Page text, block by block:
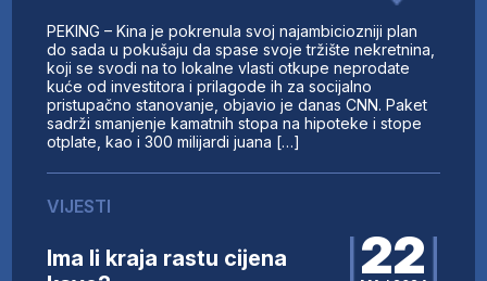
PEKING – Kina je pokrenula svoj najambiciozniji plan
do sada u pokušaju da spase svoje tržište nekretnina,
koji se svodi na to lokalne vlasti otkupe neprodate
kuće od investitora i prilagode ih za socijalno
pristupačno stanovanje, objavio je danas CNN. Paket
sadrži smanjenje kamatnih stopa na hipoteke i stope
otplate, kao i 300 milijardi juana […]
VIJESTI
Ima li kraja rastu cijena
22